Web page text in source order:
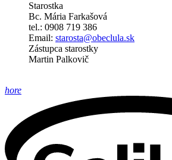
Starostka
Bc. Mária Farkašová
tel.: 0908 719 386
Email: starosta@obeclula.sk
Zástupca starostky
Martin Palkovič
hore